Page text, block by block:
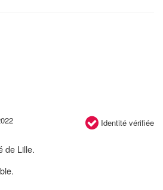
Identité vérifiée
de Lille.